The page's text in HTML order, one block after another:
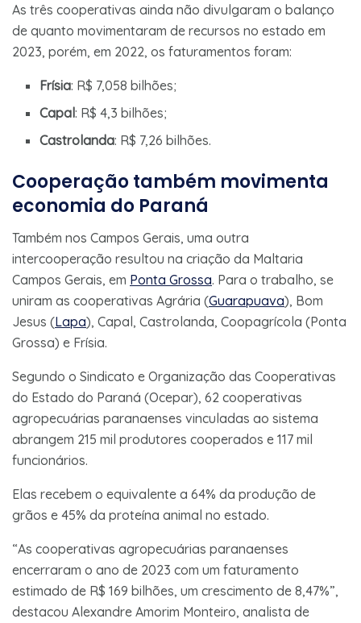
As três cooperativas ainda não divulgaram o balanço
de quanto movimentaram de recursos no estado em
2023, porém, em 2022, os faturamentos foram:
Frísia: R$ 7,058 bilhões;
Capal: R$ 4,3 bilhões;
Castrolanda: R$ 7,26 bilhões.
Cooperação também movimenta
economia do Paraná
Também nos Campos Gerais, uma outra
intercooperação resultou na criação da Maltaria
Campos Gerais, em Ponta Grossa. Para o trabalho, se
uniram as cooperativas Agrária (Guarapuava), Bom
Jesus (Lapa), Capal, Castrolanda, Coopagrícola (Ponta
Grossa) e Frísia.
Segundo o Sindicato e Organização das Cooperativas
do Estado do Paraná (Ocepar), 62 cooperativas
agropecuárias paranaenses vinculadas ao sistema
abrangem 215 mil produtores cooperados e 117 mil
funcionários.
Elas recebem o equivalente a 64% da produção de
grãos e 45% da proteína animal no estado.
“As cooperativas agropecuárias paranaenses
encerraram o ano de 2023 com um faturamento
estimado de R$ 169 bilhões, um crescimento de 8,47%”,
destacou Alexandre Amorim Monteiro, analista de